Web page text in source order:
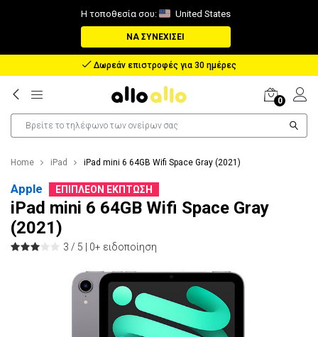
Η τοποθεσία σου: United States
ΝΑ ΣΥΝΕΧΊΣΕΙ
Αποζημίωση σε περίπτωση απώλειας πακέτου
0
Home iPad iPad mini 6 64GB Wifi Space Gray (2021)
Apple ΕΠΙΠΛΈΟΝ ΈΚΠΤΩΣΗ
iPad mini 6 64GB Wifi Space Gray
(2021)
3 / 5 | 0+ ειδοποίηση